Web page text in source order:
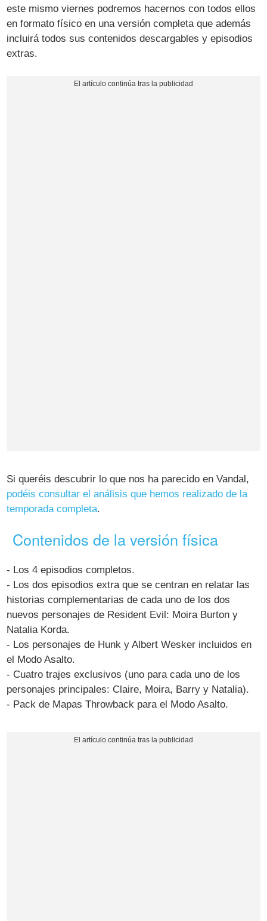
este mismo viernes podremos hacernos con todos ellos
en formato físico en una versión completa que además
incluirá todos sus contenidos descargables y episodios
extras.
Si queréis descubrir lo que nos ha parecido en Vandal,
podéis consultar el análisis que hemos realizado de la
temporada completa.
Contenidos de la versión física
- Los 4 episodios completos.
- Los dos episodios extra que se centran en relatar las
historias complementarias de cada uno de los dos
nuevos personajes de Resident Evil: Moira Burton y
Natalia Korda.
- Los personajes de Hunk y Albert Wesker incluidos en
el Modo Asalto.
- Cuatro trajes exclusivos (uno para cada uno de los
personajes principales: Claire, Moira, Barry y Natalia).
- Pack de Mapas Throwback para el Modo Asalto.